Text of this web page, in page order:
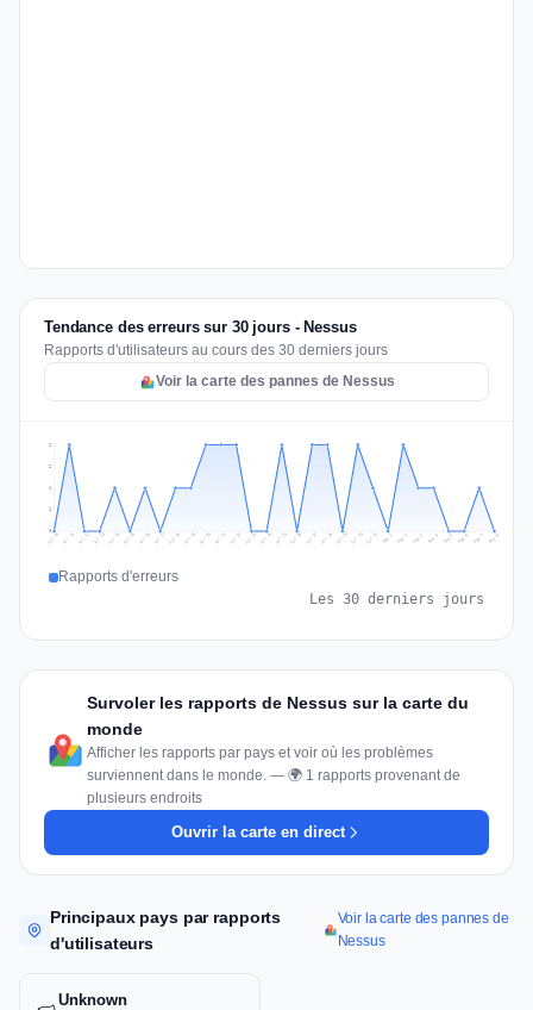
Tendance des erreurs sur 30 jours - Nessus
Rapports d'utilisateurs au cours des 30 derniers jours
Voir la carte des pannes de Nessus
1
1
2
2
Jul 10 Jul 11 Jul 12 Jul 13 Jul 14 Jul 15 Jul 16 Jul 17 Jul 18 Jul 19 Jul 20 Jul 21 Jul 22 Jul 23 Jul 24 Jul 25 Jul 26 Jul 27 Jul 28 Jul 29 Jul 30 Jul 31 Aug 1 Aug 2 Aug 3 Aug 4 Aug 5 Aug 6 Aug 7 Aug 8
Rapports d'erreurs
Les 30 derniers jours
Survoler les rapports de Nessus sur la carte du
monde
Afficher les rapports par pays et voir où les problèmes
surviennent dans le monde. — 🌍 1 rapports provenant de
plusieurs endroits
Ouvrir la carte en direct
Principaux pays par rapports
d'utilisateurs
Voir la carte des pannes de
Nessus
Unknown